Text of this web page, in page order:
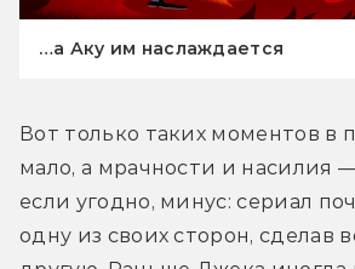
…а Аку им наслаждается
Вот только таких моментов в
мало, а мрачности и насилия
если угодно, минус: сериал
одну из своих сторон, сделав